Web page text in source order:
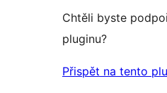
Chtěli byste
pluginu?
Přispět na tento